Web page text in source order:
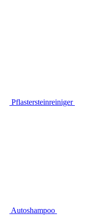
Pflastersteinreiniger
Autoshampoo